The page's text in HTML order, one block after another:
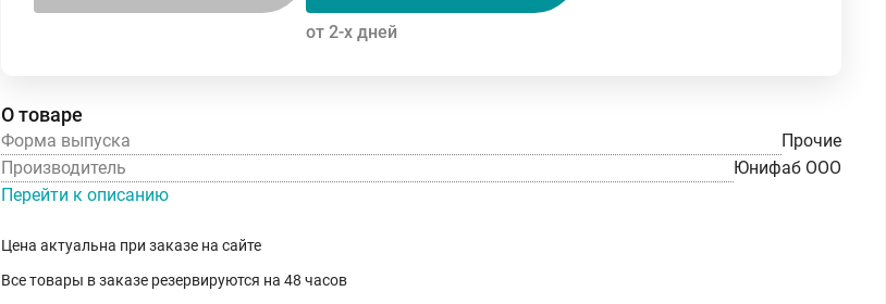
от 2-х дней
О товаре
Форма выпуска
Прочие
Производитель
Юнифаб ООО
Перейти к описанию
Цена актуальна при заказе на сайте
Все товары в заказе резервируются на 48 часов